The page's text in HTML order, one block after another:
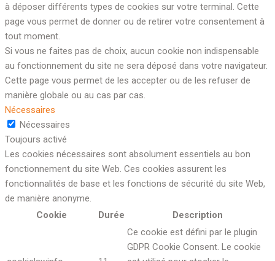
à déposer différents types de cookies sur votre terminal. Cette
page vous permet de donner ou de retirer votre consentement à
tout moment.
Si vous ne faites pas de choix, aucun cookie non indispensable
au fonctionnement du site ne sera déposé dans votre navigateur.
Cette page vous permet de les accepter ou de les refuser de
manière globale ou au cas par cas.
Nécessaires
Nécessaires
Toujours activé
Les cookies nécessaires sont absolument essentiels au bon
fonctionnement du site Web. Ces cookies assurent les
fonctionnalités de base et les fonctions de sécurité du site Web,
de manière anonyme.
Cookie
Durée Description
Ce cookie est défini par le plugin
GDPR Cookie Consent. Le cookie